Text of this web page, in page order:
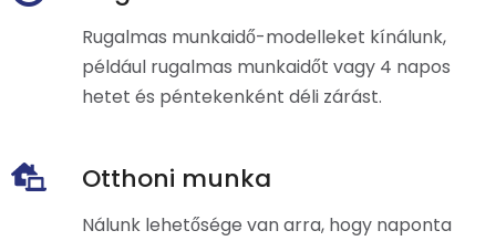
Rugalmas munkaidő-modelleket kínálunk,
például rugalmas munkaidőt vagy 4 napos
hetet és péntekenként déli zárást.
Otthoni munka
Nálunk lehetősége van arra, hogy naponta